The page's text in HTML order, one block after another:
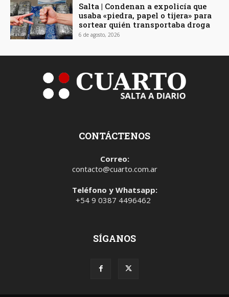
Salta | Condenan a expolicía que
usaba «piedra, papel o tijera» para
sortear quién transportaba droga
6 de agosto, 2026
CONTÁCTENOS
Correo:
contacto@cuarto.com.ar
Teléfono y Whatsapp:
+54 9 0387 4496462
SÍGANOS